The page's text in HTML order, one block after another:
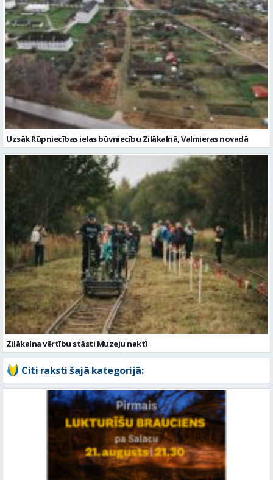
Uzsāk Rūpniecības ielas būvniecību Zilākalnā, Valmieras novadā
Zilākalna vērtību stāsti Muzeju naktī
Citi raksti šajā kategorijā: